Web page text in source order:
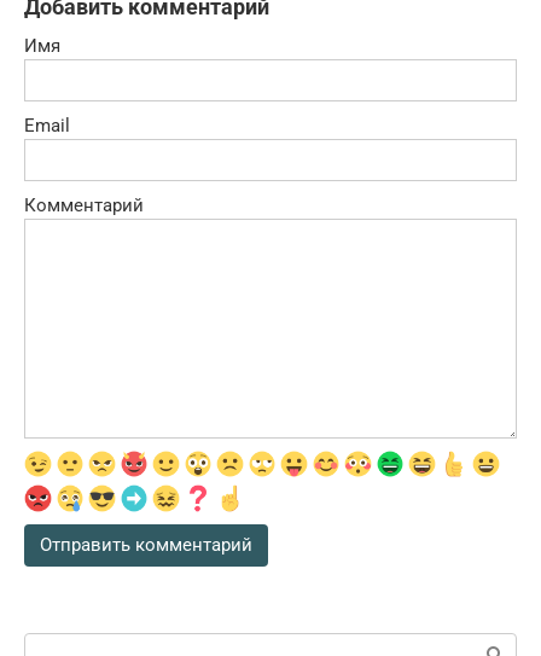
Добавить комментарий
Имя
Email
Комментарий
Поиск: